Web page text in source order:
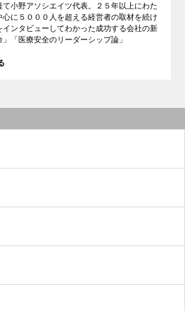
小野アソシエイツ代表。２５年以上にわた
に５０００人を超える経営者の取材を続け
ンタビューしてわかった成功する会社の新
「医療安全のリーダーシップ論」